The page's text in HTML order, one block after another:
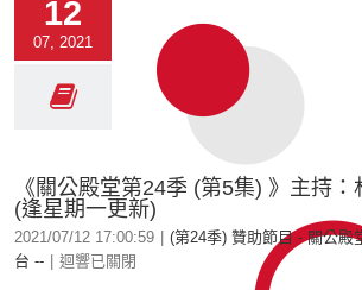
12
07, 2021
《關公殿堂第24季 (第5集) 》主持
(逢星期一更新)
2021/07/12 17:00:59 (第24季) 贊助節目 - 關公殿
台 --
迴響已關閉